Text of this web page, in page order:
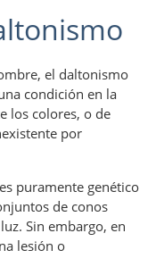
el daltonismo
condición en la
los colores, o de
por
puramente genético
de conos
Sin embargo, en
lesión o